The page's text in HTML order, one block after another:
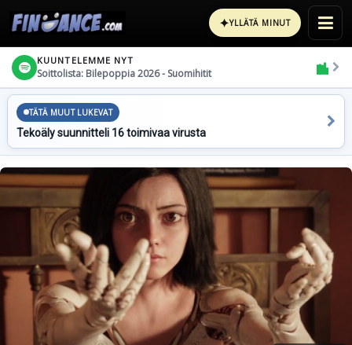
✦YLLÄTÄ MINUT
KUUNTELEMME NYT
Soittolista: Bilepoppia 2026 - Suomihitit
TÄTÄ MUUT LUKEVAT
Tekoäly suunnitteli 16 toimivaa virusta